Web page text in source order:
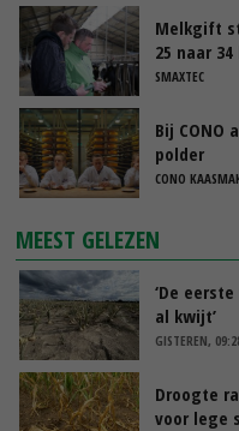
Melkgift
25 naar
SMAXTEC
Bij CONO
polder
CONO
MEEST GELEZEN
‘De
al kwijt’
GISTEREN,
Droogte
voor lege